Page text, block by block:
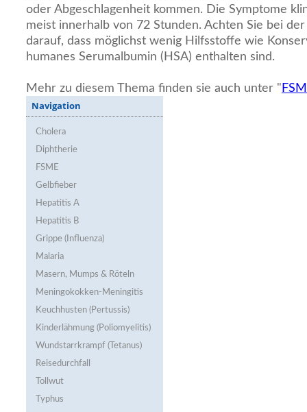
oder Abgeschlagenheit kommen. Die Symptome
meist innerhalb von 72 Stunden. Achten Sie bei
darauf, dass möglichst wenig Hilfsstoffe wie
humanes Serumalbumin (HSA) enthalten sind.
Mehr zu diesem Thema finden sie auch unter "
Navigation
Cholera
Diphtherie
FSME
Gelbfieber
Hepatitis A
Hepatitis B
Grippe (Influenza)
Malaria
Masern, Mumps & Röteln
Meningokokken-Meningitis
Keuchhusten (Pertussis)
Kinderlähmung (Poliomyelitis)
Wundstarrkrampf (Tetanus)
Reisedurchfall
Tollwut
Typhus